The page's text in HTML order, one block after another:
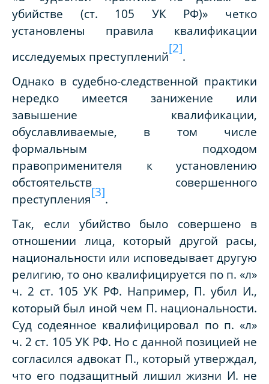
убийстве (ст. 105 УК РФ)» четко
установлены правила квалификации
исследуемых преступлений
[2]
.
Однако в судебно-следственной практики
нередко имеется занижение или
завышение квалификации,
обуславливаемые, в том числе
формальным подходом
правоприменителя к установлению
обстоятельств совершенного
преступления[3].
Так, если убийство было совершено в
отношении лица, который другой расы,
национальности или исповедывает другую
религию, то оно квалифицируется по п. «л»
ч. 2 ст. 105 УК РФ. Например, П. убил И.,
который был иной чем П. национальности.
Суд содеянное квалифицировал по п. «л»
ч. 2 ст. 105 УК РФ. Но с данной позицией не
согласился адвокат П., который утверждал,
что его подзащитный лишил жизни И. не